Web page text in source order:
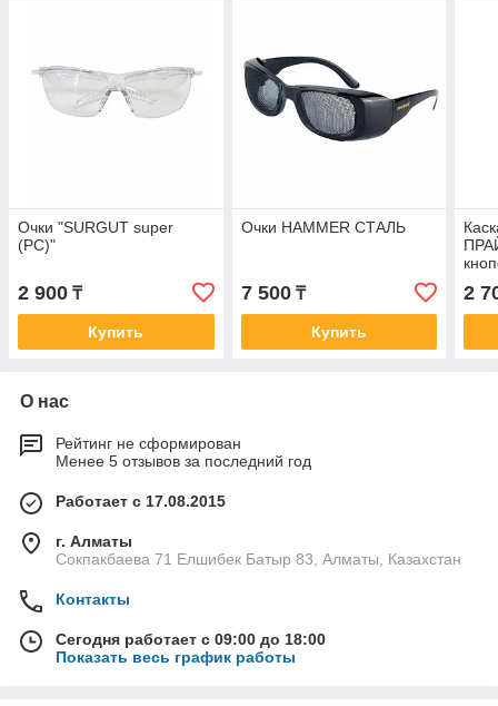
Очки "SURGUT super
(PC)"
2 900 ₸
Купить
Очки HAMMER СТАЛЬ
7 500₸
Купить
2
О нас
Рейтинг не сформирован
Менее 5 отзывов за последний год
Работает с 17.08.2015
г. Алматы
Сокпакбаева 71 Елшибек Батыр 83, Алматы, Казахстан
Контакты
Сегодня работает с 09:00 до 18:00
Показать весь график работы